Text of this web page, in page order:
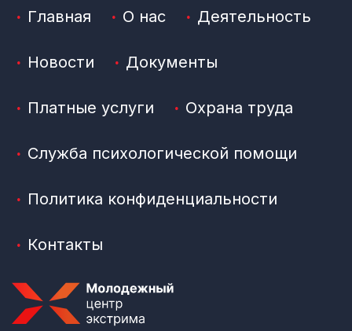
Главная О нас Деятельность
Новости Документы
Платные услуги Охрана труда
Служба психологической помощи
Политика конфиденциальности
Контакты